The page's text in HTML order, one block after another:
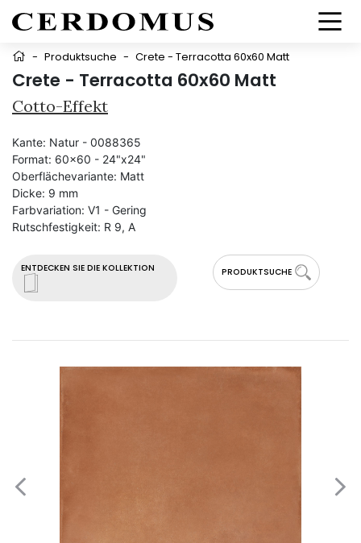
- Produktsuche - Crete - Terracotta 60x60 Matt
Crete - Terracotta 60x60 Matt
Cotto-Effekt
ENTDECKEN SIE DIE KOLLEKTION PRODUKTSUCHE
Kante: Natur - 0088365
Format: 60x60 - 24"x24"
Oberflächevariante: Matt
Dicke: 9 mm
Farbvariation: V1 - Gering
Rutschfestigkeit: R 9, A